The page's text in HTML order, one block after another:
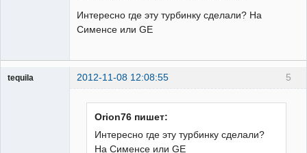
Интересно где эту турбинку сделали? На
Сименсе или GE
5
tequila 2012-11-08 12:08:55
Orion76 пишет:
Интересно где эту турбинку сделали?
На Сименсе или GE